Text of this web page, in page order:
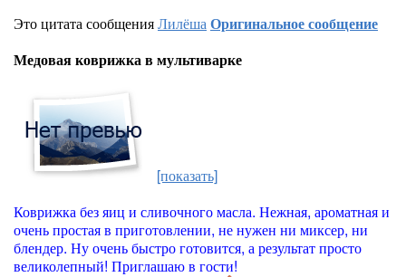
Это цитата сообщенияЛилёшаОригинальное сообщение
Медовая коврижка в мультиварке
[показать]
Коврижка без яиц и сливочного масла. Нежная, ароматная и
очень простая в приготовлении, не нужен ни миксер, ни
блендер. Ну очень быстро готовится, а результат просто
великолепный! Приглашаю в гости!